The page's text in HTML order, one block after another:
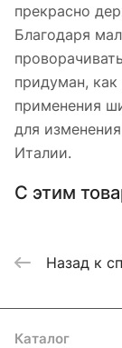
прекрасно
Благодаря
придуман,
применения
для
Италии.
С этим
Назад к
Каталог